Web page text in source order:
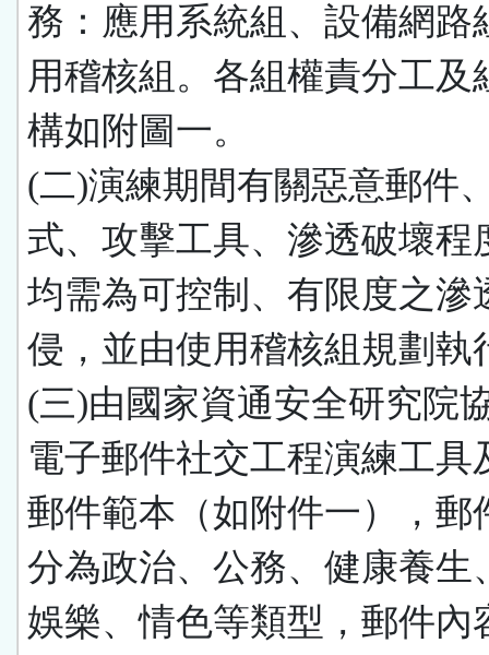
務：應用系統組、設備網路
用稽核組。各組權責分工及
構如附圖一。
(二)演練期間有關惡意郵件
式、攻擊工具、滲透破壞程
均需為可控制、有限度之滲
侵，並由使用稽核組規劃執
(三)由國家資通安全研究院
電子郵件社交工程演練工具
郵件範本（如附件一），郵
分為政治、公務、健康養生
娛樂、情色等類型，郵件內